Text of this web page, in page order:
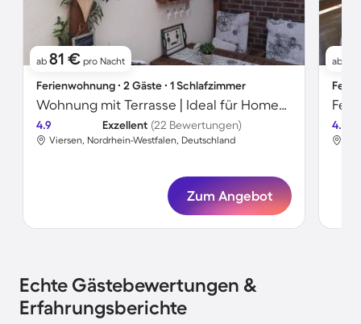
ab 81 € pro Nacht
Ferienwohnung ∙ 2 Gäste ∙ 1 Schlafzimmer
Wohnung mit Terrasse | Ideal für Homeoffice
4.9 Exzellent (22 Bewertungen)
Viersen, Nordrhein-Westfalen, Deutschland
Zum Angebot
ab
4.8
Echte Gästebewertungen &
Erfahrungsberichte